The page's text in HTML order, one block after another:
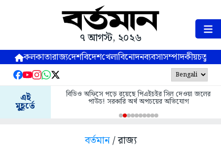
৭ আগস্ট, ২০২৬
কলকাতারাজ্যদেশবিদেশখেলাবিনোদনব্যবসাসম্পাদকীয়
এই
মুহূর্তে
বিডিও অফিসে পড়ে রয়েছে পিএইচইর সিল দেওয়া জলের
পাউচ! সরকারি অর্থ অপচয়ের অভিযোগ
বর্তমান/ রাজ্য